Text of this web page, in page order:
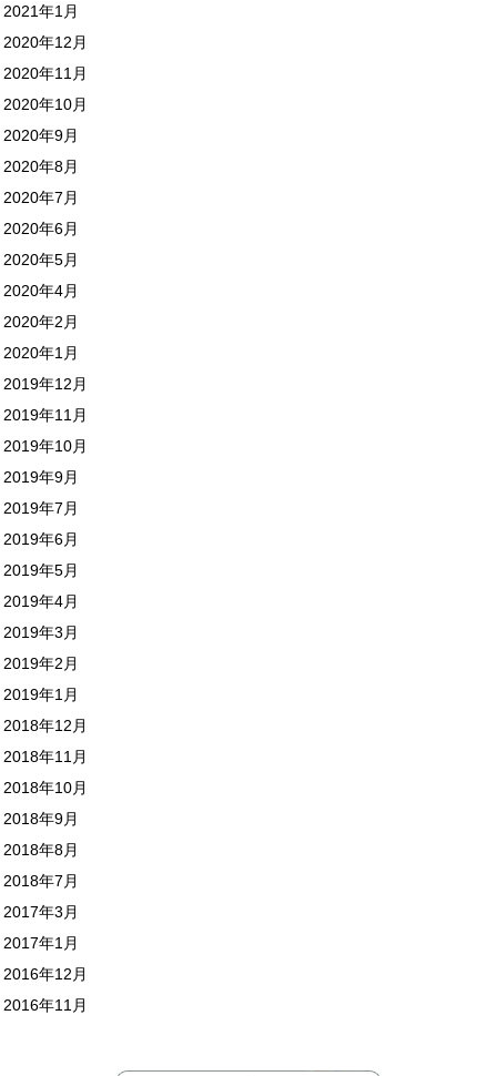
2021年1月
2020年12月
2020年11月
2020年10月
2020年9月
2020年8月
2020年7月
2020年6月
2020年5月
2020年4月
2020年2月
2020年1月
2019年12月
2019年11月
2019年10月
2019年9月
2019年7月
2019年6月
2019年5月
2019年4月
2019年3月
2019年2月
2019年1月
2018年12月
2018年11月
2018年10月
2018年9月
2018年8月
2018年7月
2017年3月
2017年1月
2016年12月
2016年11月